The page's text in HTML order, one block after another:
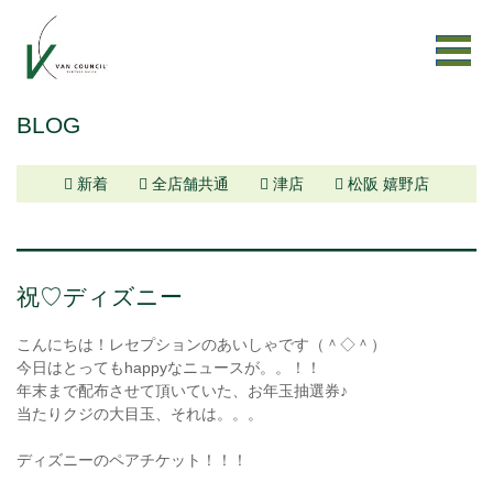
BLOG
新着 全店舗共通 津店 松阪 嬉野店
祝♡ディズニー
こんにちは！レセプションのあいしゃです（＾◇＾）
今日はとってもhappyなニュースが。。！！
年末まで配布させて頂いていた、お年玉抽選券♪
当たりクジの大目玉、それは。。。
ディズニーのペアチケット！！！